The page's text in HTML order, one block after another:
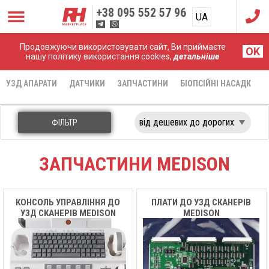
Продовжуючи використовувати сайт, Ви приймаєте
нашу політику використання cookies,детальніше OK
+38 095 552 57 96 UA
RU
Головна Запчастини Medison
УЗД АПАРАТИ ДАТЧИКИ ЗАПЧАСТИНИ БІОПСІЙНІ НАСАДКИ
ФІЛЬТР
ЗАПЧАСТИНИ MEDISON
КОНСОЛЬ УПРАВЛІННЯ ДО
УЗД СКАНЕРІВ MEDISON
ПЛАТИ ДО УЗД СКАНЕРІВ
MEDISON